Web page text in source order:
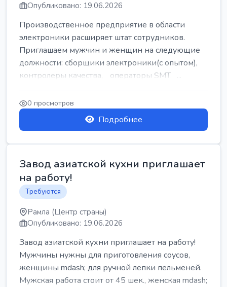
Опубликовано: 19.06.2026
Производственное предприятие в области
электроники расширяет штат сотрудников.
Приглашаем мужчин и женщин на следующие
должности: сборщики электроники(с опытом),
контролеры качества, операторы SMT, ...
0 просмотров
Подробнее
Завод азиатской кухни приглашает
на работу!
Требуются
Рамла (Центр страны)
Опубликовано: 19.06.2026
Завод азиатской кухни приглашает на работу!
Мужчины нужны для приготовления соусов,
женщины mdash; для ручной лепки пельменей.
Мужская работа стоит от 45 шек., женская mdash;